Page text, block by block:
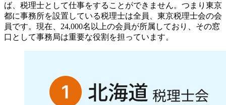
ば、税理士として仕事をすることができません。つまり東京
都に事務所を設置している税理士は全員、東京税理士会の会
員です。現在、24,000名以上の会員が所属しており、その窓
口として事務局は重要な役割を担っています。